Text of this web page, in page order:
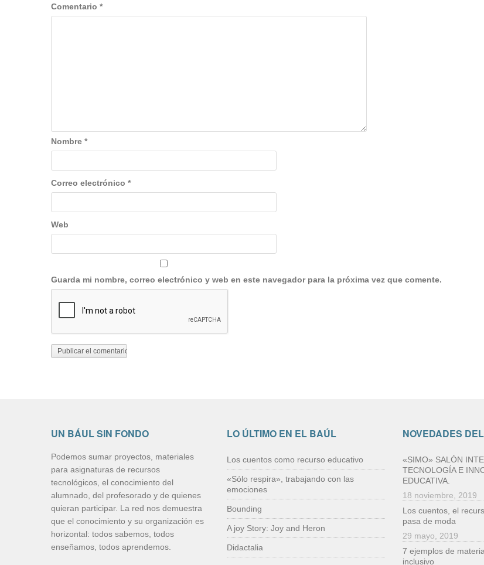
Comentario *
Nombre *
Correo electrónico *
Web
Guarda mi nombre, correo electrónico y web en este navegador para la próxima vez que comente.
UN BÁUL SIN FONDO
Podemos sumar proyectos, materiales
para asignaturas de recursos
tecnológicos, el conocimiento del
alumnado, del profesorado y de quienes
quieran participar. La red nos demuestra
que el conocimiento y su organización es
horizontal: todos sabemos, todos
enseñamos, todos aprendemos.
LO ÚLTIMO EN EL BAÚL
Los cuentos como recurso educativo
«Sólo respira», trabajando con las
emociones
Bounding
A joy Story: Joy and Heron
Didactalia
NOVEDADES
«SIMO» SALÓN
TECNOLOGÍA E
EDUCATIVA.
18 noviembre, 2019
Los cuentos, el
pasa de moda
29 mayo, 2019
7 ejemplos de
inclusivo